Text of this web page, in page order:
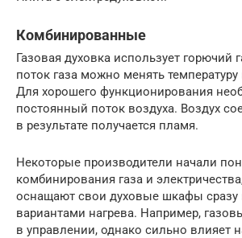
Комбинированные
Газовая духовка использует горючий
поток газа можно менять температуру
Для хорошего функционирования
постоянный поток воздуха. Воздух
в результате получается пламя.
Некоторые производители начали
комбинирования газа и
оснащают свои духовые шкафы сразу
вариантами нагрева. Например,
в управлении, однако сильно влияет